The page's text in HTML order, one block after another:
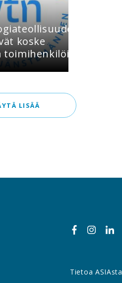
koske
toimihenkilöitä
LISÄÄ
Tietoa ASIAsta